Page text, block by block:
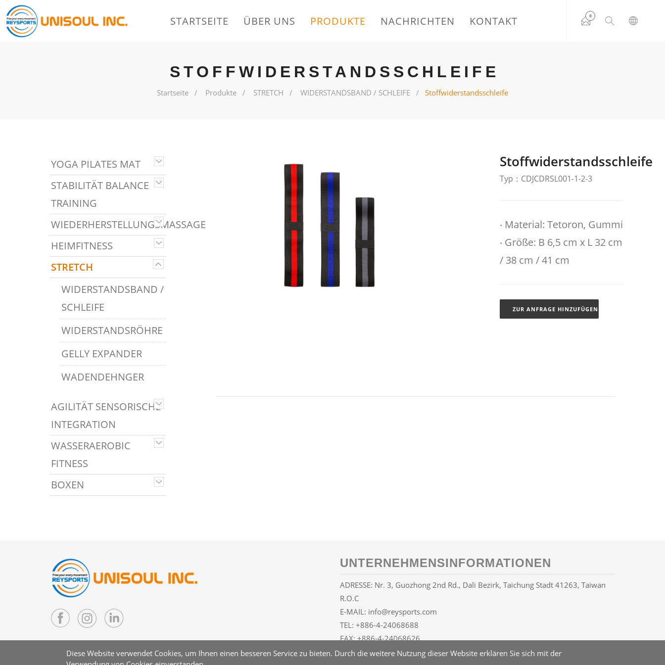
0
STARTSEITE ÜBER UNS PRODUKTE NACHRICHTEN KONTAKT
STOFFWIDERSTANDSSCHLEIFE
Startseite Produkte STRETCH WIDERSTANDSBAND / SCHLEIFE Stoffwiderstandsschleife
YOGA PILATES MAT
STABILITÄT BALANCE
TRAINING
WIEDERHERSTELLUNGSMASSAGE
HEIMFITNESS
STRETCH
WIDERSTANDSBAND /
SCHLEIFE
WIDERSTANDSRÖHRE
GELLY EXPANDER
WADENDEHNGER
AGILITÄT SENSORISCHE
INTEGRATION
WASSERAEROBIC
FITNESS
BOXEN
Stoffwiderstandsschleife
Typ：CDJCDRSL001-1-2-3
‧ Material: Tetoron, Gummi
‧ Größe: B 6,5 cm x L 32 cm
/ 38 cm / 41 cm
ZUR ANFRAGE HINZUFÜGEN
Diese Website verwendet Cookies, um Ihnen einen besseren Service zu bieten. Durch die weitere Nutzung dieser Website erklären Sie sich mit der
UNTERNEHMENSINFORMATIONEN
ADRESSE: Nr. 3, Guozhong 2nd Rd., Dali Bezirk, Taichung Stadt 41263, Taiwan
R.O.C
E-MAIL: info@reysports.com
TEL: +886-4-24068688
FAX: +886-4-24068626